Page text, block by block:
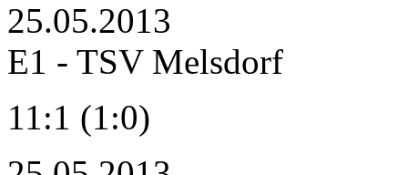
25.05.2013
E1 - TSV Melsdorf
11:1 (1:0)